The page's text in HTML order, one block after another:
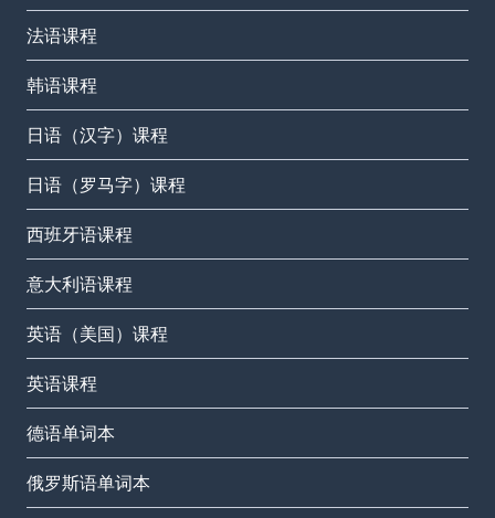
法语课程
韩语课程
日语（汉字）课程
日语（罗马字）课程
西班牙语课程
意大利语课程
英语（美国）课程
英语课程
德语单词本
俄罗斯语单词本